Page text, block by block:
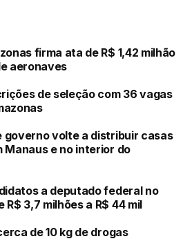
firma ata de R$ 1,42 milhão
aeronaves
de seleção com 36 vagas
governo volte a distribuir casas
Manaus e no interior do
a deputado federal no
3,7 milhões a R$ 44 mil
de 10 kg de drogas